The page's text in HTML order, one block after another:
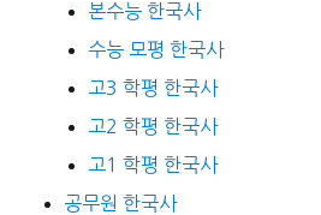
본수능 한국사
수능 모평 한국사
고3 학평 한국사
고2 학평 한국사
고1 학평 한국사
공무원 한국사